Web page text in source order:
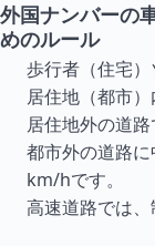
外国ナンバーの
めのルール
歩行者（住宅）
居住地（都市
居住地外の道
都市外の道路
km/hです。
高速道路では